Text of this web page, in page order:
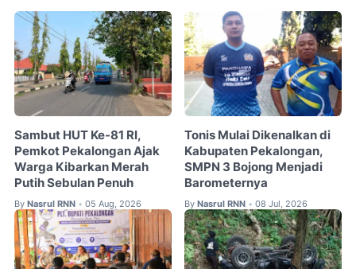
Sambut HUT Ke-81 RI,
Pemkot Pekalongan Ajak
Warga Kibarkan Merah
Putih Sebulan Penuh
By Nasrul RNN • 05 Aug, 2026
Tonis Mulai Dikenalkan di
Kabupaten Pekalongan,
SMPN 3 Bojong Menjadi
Barometernya
By Nasrul RNN • 08 Jul, 2026